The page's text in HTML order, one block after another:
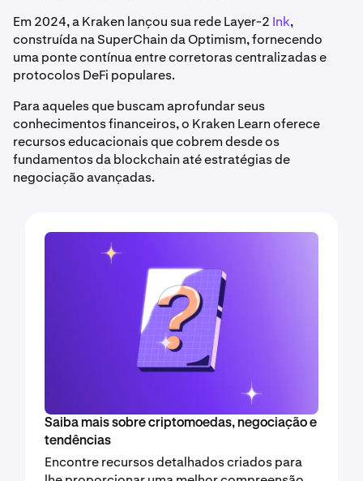
Em 2024, a Kraken lançou sua rede Layer-2 Ink,
construída na SuperChain da Optimism, fornecendo
uma ponte contínua entre corretoras centralizadas e
protocolos DeFi populares.
Para aqueles que buscam aprofundar seus
conhecimentos financeiros, o Kraken Learn oferece
recursos educacionais que cobrem desde os
fundamentos da blockchain até estratégias de
negociação avançadas.
Saiba mais sobre criptomoedas, negociação e
tendências
Encontre recursos detalhados criados para